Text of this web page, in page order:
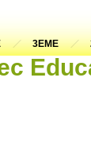
3EME